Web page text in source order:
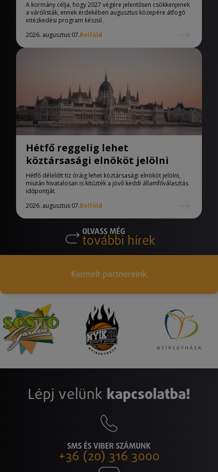
A kormány célja, hogy 2027 végére jelentősen csökkenjenek
a várólisták, ennek érdekében augusztus közepére átfogó
intézkedési program készül.
2026. augusztus 07.Belföld
Hétfő reggelig lehet
köztársasági elnököt jelölni
Hétfő délelőtt tíz óráig lehet köztársasági elnököt jelölni,
miután hivatalosan is kitűzték a jövő keddi államfőválasztás
időpontját.
2026. augusztus 07.Belföld
OLVASS MÉG
további hírek
Kiemelt partnereink
Lépj velünk kapcsolatba!
SMS ÉS VIBER SZÁMUNK
+36 (20) 316 3000